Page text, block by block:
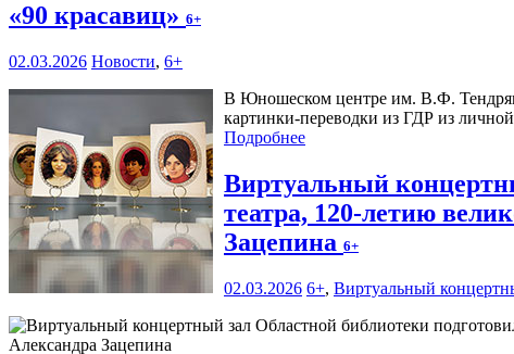
«90 красавиц» 6+
02.03.2026 Новости, 6+
В Юношеском центре им. В.Ф.
картинки-переводки из ГДР из
Подробнее
Виртуальный
театра, 120-летию
Зацепина 6+
02.03.2026 6+, Виртуальный